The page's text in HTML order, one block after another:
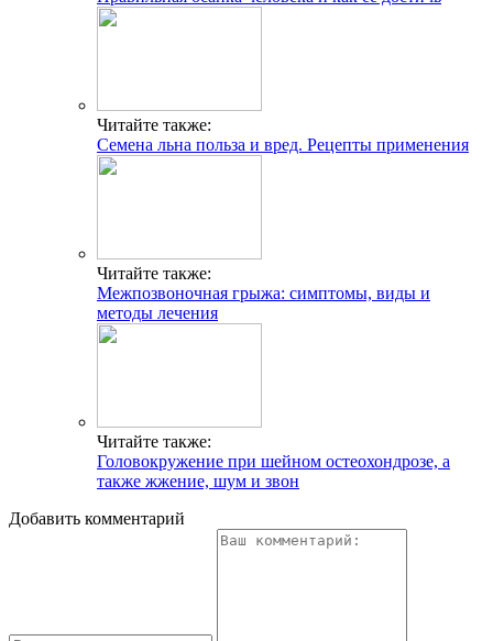
Читайте также:
Семена льна польза и вред. Рецепты применения
Читайте также:
Межпозвоночная грыжа: симптомы, виды и
методы лечения
Читайте также:
Головокружение при шейном остеохондрозе, а
также жжение, шум и звон
Добавить комментарий